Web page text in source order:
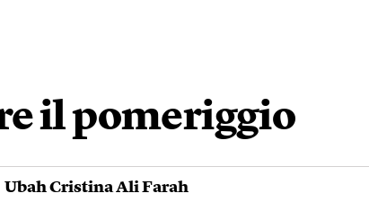
il pomeriggio
Ubah Cristina Ali Farah